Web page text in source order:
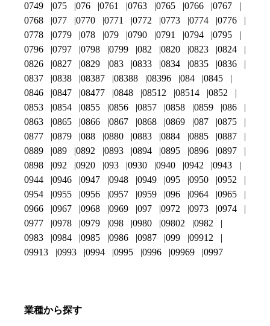
0749
075 076 0761 0763 0765 0766
0767
0768
077 0770 0771 0772 0773 0774
0776
0778
0779 078 079 0790 0791 0794
0795
0796
0797 0798 0799 082 0820 0823
0824
0826
0827 0829 083 0833 0834 0835
0836
0837
0838 08387 08388 08396 084
0845
0846
0847 08477 0848 08512 08514
0852
0853
0854 0855 0856 0857 0858 0859
086
0863
0865 0866 0867 0868 0869 087
0875
0877
0879 088 0880 0883 0884 0885
0887
0889
089 0892 0893 0894 0895 0896
0897
0898
092 0920 093 0930 0940 0942
0943
0944
0946 0947 0948 0949 095 0950
0952
0954
0955 0956 0957 0959 096 0964
0965
0966
0967 0968 0969 097 0972 0973
0974
0977
0978 0979 098 0980 09802
0982
0983
0984 0985 0986 0987 099
09912
09913
0993 0994 0995 0996 09969 0997
業種から探す